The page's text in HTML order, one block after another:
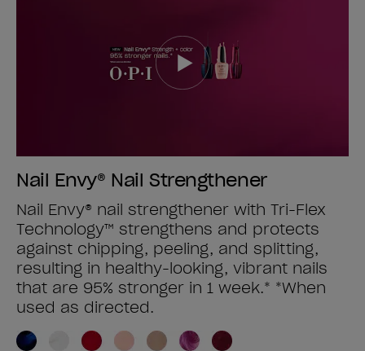
Nail Envy® Nail Strengthener
Nail Envy® nail strengthener with Tri-Flex
Technology™ strengthens and protects
against chipping, peeling, and splitting,
resulting in healthy-looking, vibrant nails
that are 95% stronger in 1 week.* *When
used as directed.